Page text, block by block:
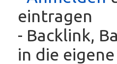
eintragen
- Backlink,
in die